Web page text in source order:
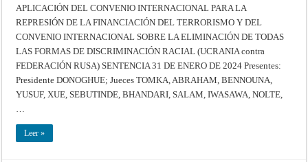
DEL
INTERNACIONAL
LA
REPRESIÓN
DE
LA
DEL
Y
APLICACIÓN DEL CONVENIO INTERNACIONAL PARA LA
REPRESIÓN DE LA FINANCIACIÓN DEL TERRORISMO Y DEL
CONVENIO INTERNACIONAL SOBRE LA ELIMINACIÓN DE TODAS
LAS FORMAS DE DISCRIMINACIÓN RACIAL (UCRANIA contra
FEDERACIÓN RUSA) SENTENCIA 31 DE ENERO DE 2024 Presentes:
Presidente DONOGHUE; Jueces TOMKA, ABRAHAM, BENNOUNA,
YUSUF, XUE, SEBUTINDE, BHANDARI, SALAM, IWASAWA, NOLTE,
…
Leer »